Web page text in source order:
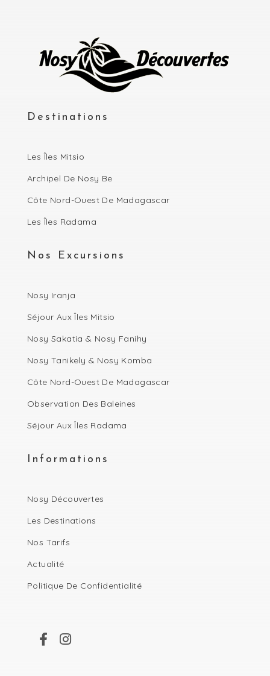
Destinations
Les Îles Mitsio
Archipel De Nosy Be
Côte Nord-Ouest De Madagascar
Les Îles Radama
Nos Excursions
Nosy Iranja
Séjour Aux Îles Mitsio
Nosy Sakatia & Nosy Fanihy
Nosy Tanikely & Nosy Komba
Côte Nord-Ouest De Madagascar
Observation Des Baleines
Séjour Aux Îles Radama
Informations
Nosy Découvertes
Les Destinations
Nos Tarifs
Actualité
Politique De Confidentialité